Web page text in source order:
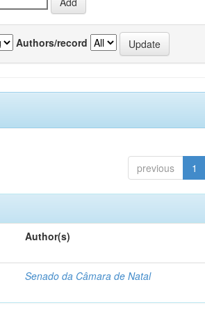
Authors/record
previous 1
Author(s)
Senado da Câmara de Natal